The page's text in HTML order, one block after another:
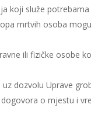
koji služe
mrtvih osoba
ili fizičke osobe
dozvolu Uprave
o mjestu i